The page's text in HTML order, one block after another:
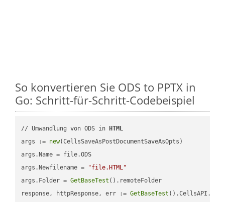
So konvertieren Sie ODS to PPTX in
Go: Schritt-für-Schritt-Codebeispiel
// Umwandlung von ODS in
HTML
args := new(CellsSaveAsPostDocumentSaveAsOpts)
args.Name = file.ODS
args.Newfilename =
"file.HTML"
args.Folder = GetBaseTest ().remoteFolder
response, httpResponse, err := GetBaseTest ().CellsAPI.